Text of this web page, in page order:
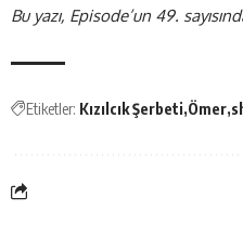
Bu yazı, Episode’un 49.
Etiketler: Kızılcık Şerbeti Ömer